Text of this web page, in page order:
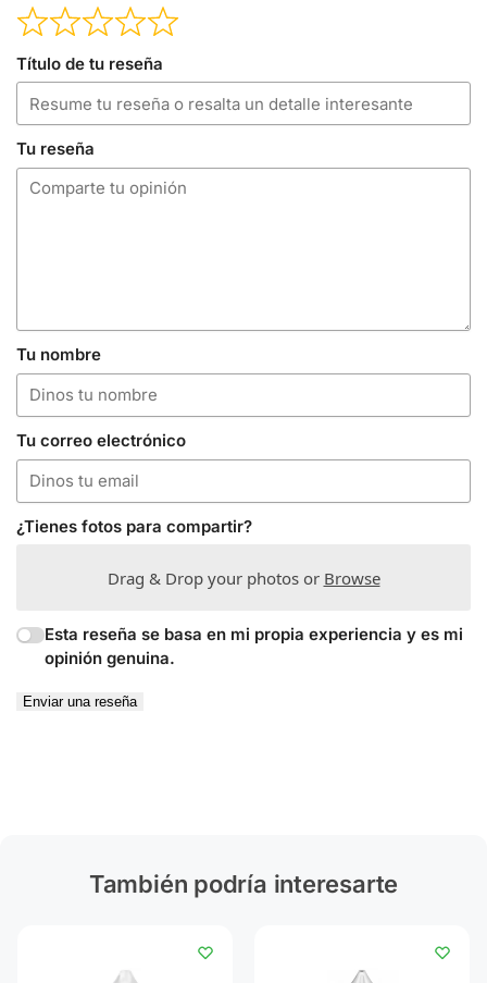
Título de tu reseña
Tu reseña
Tu nombre
Tu correo electrónico
¿Tienes fotos para compartir?
Drag & Drop your photos or Browse
Esta reseña se basa en mi propia experiencia y es mi
opinión genuina.
Enviar una reseña
También podría interesarte